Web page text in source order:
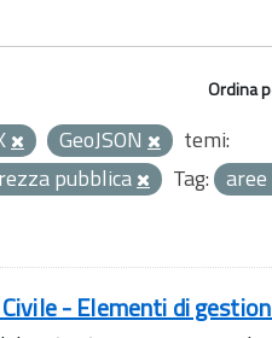
Ordina
GeoJSON
temi:
pubblica
Tag:
- Elementi di